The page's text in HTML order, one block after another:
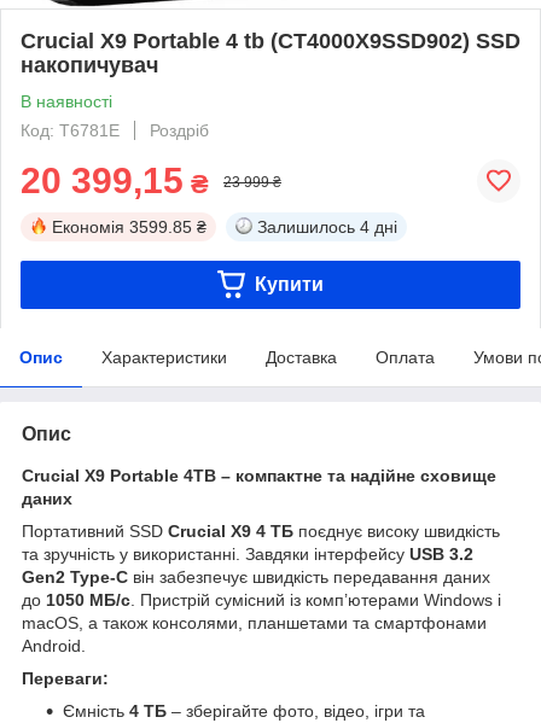
Crucial X9 Portable 4 tb (CT4000X9SSD902) SSD
накопичувач
В наявності
Код: T6781E
Роздріб
20 399,15 ₴ 23 999 ₴
Економія 3599.85 ₴ Залишилось 4 дні
Купити
Опис Характеристики Доставка Оплата Умови
Опис
Crucial X9 Portable 4TB – компактне та надійне сховище
даних
Портативний SSD Crucial X9 4 ТБ поєднує високу швидкість
та зручність у використанні. Завдяки інтерфейсу USB 3.2
Gen2 Type-C він забезпечує швидкість передавання даних
до 1050 МБ/с . Пристрій сумісний із комп’ютерами Windows і
macOS, а також консолями, планшетами та смартфонами
Android.
Переваги:
Ємність 4 ТБ – зберігайте фото, відео, ігри та